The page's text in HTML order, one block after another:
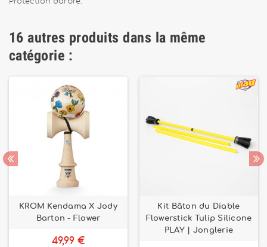
16 autres produits dans la même
catégorie :
KROM Kendama X Jody
Barton - Flower
49,99 €
Kit Bâton du Diable
Flowerstick Tulip Silicone
PLAY | Jonglerie